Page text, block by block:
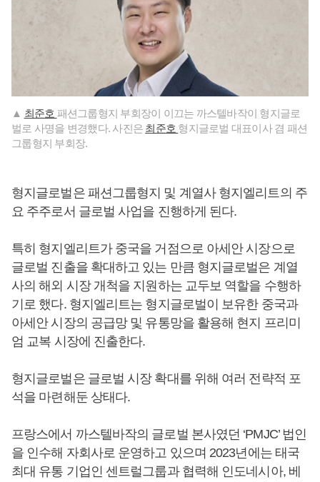
▲ 최준호 패션그룹형지 부회장이 이끄는 까스텔바작이 형지글로
벌로 사명을 변경했다. 사진은 최준호 형지글로벌 대표이사 겸 패션
그룹형지 부회장.
형지글로벌은 패션그룹형지 및 계열사 형지엘리트의 주
요 주주로서 글로벌 사업을 진행하게 된다.
특히 형지엘리트가 중국을 거점으로 아세안 시장으로
글로벌 진출을 확대하고 있는 만큼 형지글로벌은 계열
사의 해외 시장 개척을 지원하는 교두보 역할을 수행하
기로 했다. 형지엘리트는 형지글로벌이 보유한 중국과
아세안 시장의 공급망 및 유통망을 활용해 현지 프리미
엄 교복 시장에 진출한다.
형지글로벌은 글로벌 시장 확대를 위해 여러 전략적 포
석을 마련해둔 상태다.
프랑스에서 까스텔바작의 글로벌 본사였던 ‘PMJC’ 법인
을 인수해 자회사로 운영하고 있으며 2023년에는 태국
최대 유통 기업인 센트럴그룹과 협력해 인도네시아, 베